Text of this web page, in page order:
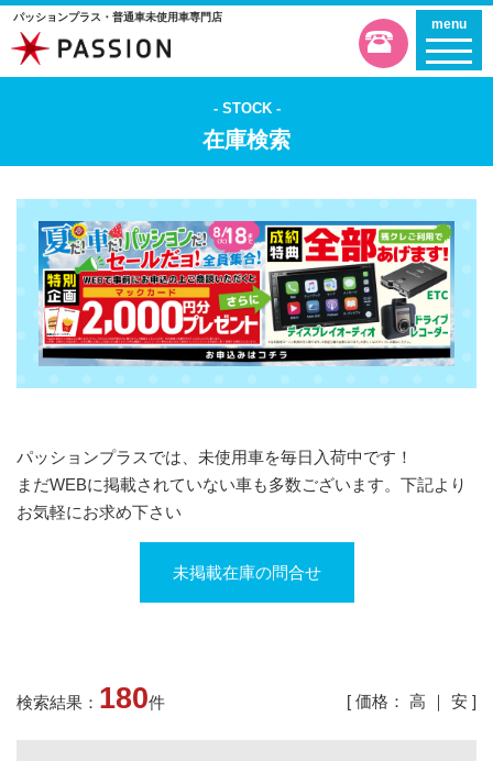
パッションプラス・普通車未使用車専門店 menu
STOCK
在庫検索
パッションプラスでは、未使用車を毎日入荷中です！
まだWEBに掲載されていない車も多数ございます。下記より
お気軽にお求め下さい
未掲載在庫の問合せ
検索結果： 180件 [ 価格： 高 ｜ 安 ]